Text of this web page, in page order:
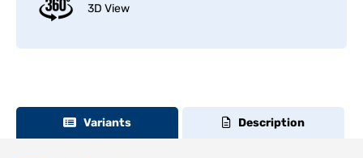
3D View
Variants Description